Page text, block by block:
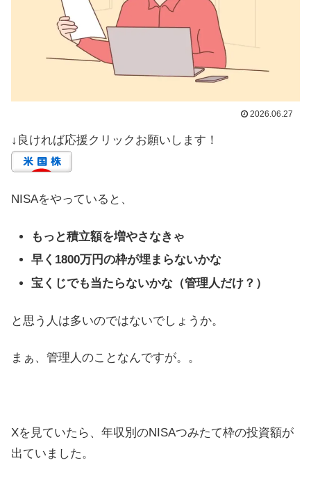
2026.06.27
↓良ければ応援クリックお願いします！
NISAをやっていると、
もっと積立額を増やさなきゃ
早く1800万円の枠が埋まらないかな
宝くじでも当たらないかな（管理人だけ？）
と思う人は多いのではないでしょうか。
まぁ、管理人のことなんですが。。
Xを見ていたら、年収別のNISAつみたて枠の投資額が
出ていました。